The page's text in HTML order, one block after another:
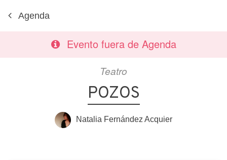
Agenda
Evento fuera de Agenda
Teatro
POZOS
Natalia Fernández Acquier